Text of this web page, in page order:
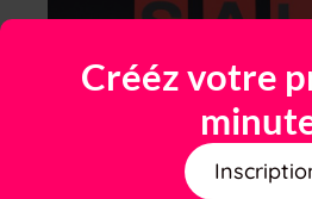
Crééz votre